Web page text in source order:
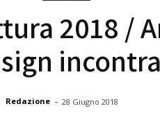
2018 /
Redazione - 28 Giugno 2018